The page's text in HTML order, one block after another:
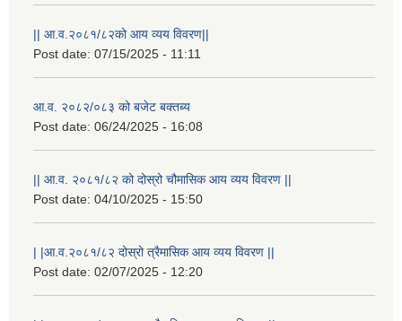
|| आ.व.२०८१/८२को आय व्यय विवरण||
Post date: 07/15/2025 - 11:11
आ.व. २०८२/०८३ को बजेट बक्तब्य
Post date: 06/24/2025 - 16:08
|| आ.व. २०८१/८२ को दोस्रो चौमासिक आय व्यय विवरण ||
Post date: 04/10/2025 - 15:50
| |आ.व.२०८१/८२ दोस्रो त्रैमासिक आय व्यय विवरण ||
Post date: 02/07/2025 - 12:20